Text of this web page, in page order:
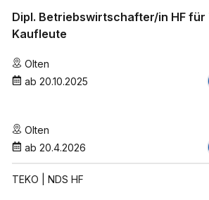
Dipl. Betriebswirtschafter/in HF für
Kaufleute
Olten
ab 20.10.2025
Olten
ab 20.4.2026
TEKO | NDS HF